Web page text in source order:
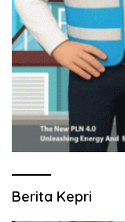
Berita Kepri